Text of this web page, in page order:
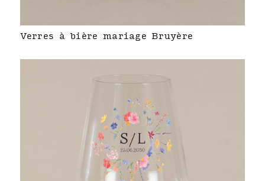
Verres à bière mariage Bruyère